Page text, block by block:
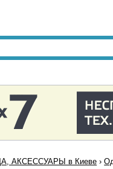
АКСЕССУАРЫ в Киеве ›